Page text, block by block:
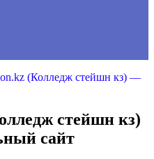
(Колледж стейшн кз) —
стейшн кз)
сайт